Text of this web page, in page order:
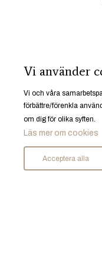
Vi använder
Vi och våra
förbättre/förenkla
om dig för olika syften.
Läs mer om cookies
Acceptera alla